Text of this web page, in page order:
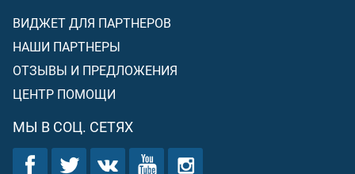
ВИДЖЕТ ДЛЯ ПАРТНЕРОВ
НАШИ ПАРТНЕРЫ
ОТЗЫВЫ И ПРЕДЛОЖЕНИЯ
ЦЕНТР ПОМОЩИ
МЫ В СОЦ. СЕТЯХ